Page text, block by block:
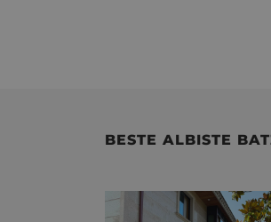
BESTE ALBISTE